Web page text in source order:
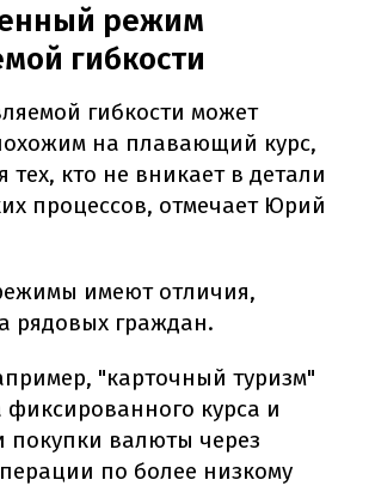
режим
гибкости
гибкости может
на плавающий курс,
тех, кто не вникает в детали
процессов, отмечает Юрий
имеют отличия,
рядовых граждан.
"карточный туризм"
фиксированного курса и
покупки валюты через
по более низкому